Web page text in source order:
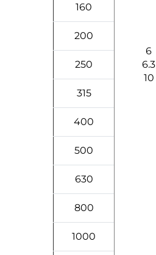
6
6.3
10
160
200
250
315
400
500
630
800
1000